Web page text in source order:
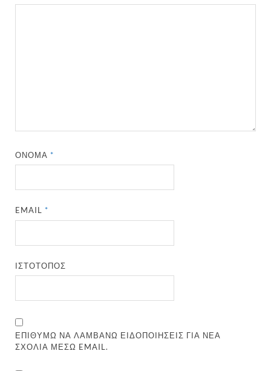
ΌΝΟΜΑ*
EMAIL*
ΙΣΤΌΤΟΠΟΣ
ΕΠΙΘΥΜΏ ΝΑ ΛΑΜΒΆΝΩ ΕΙΔΟΠΟΙΉΣΕΙΣ ΓΙΑ ΝΈΑ
ΣΧΌΛΙΑ ΜΈΣΩ EMAIL.